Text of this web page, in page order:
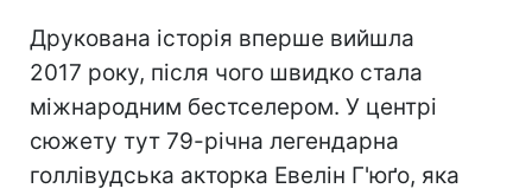
Друкована історія вперше вийшла
2017 року, після чого швидко стала
міжнародним бестселером. У центрі
сюжету тут 79-річна легендарна
голлівудська акторка Евелін Г'юґо, яка